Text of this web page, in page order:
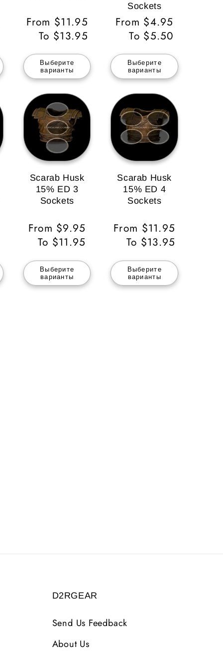
Обычная
цена
From $11.95
To $13.95
Выберите
варианты
Sockets
Обычная
цена
From $4.95
To $5.50
Выберите
варианты
Scarab Husk
15% ED 3
Sockets
Обычная
цена
From $9.95
To $11.95
Выберите
варианты
Scarab Husk
15% ED 4
Sockets
Обычная
цена
From $11.95
To $13.95
Выберите
варианты
D2RGEAR
Send Us Feedback
About Us